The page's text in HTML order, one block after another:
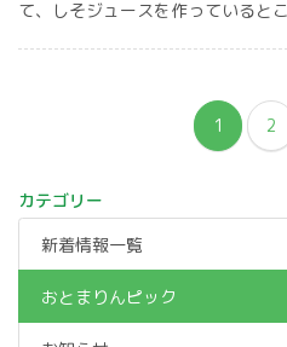
て、しそジュースを作っている
1 2
カテゴリー
新着情報一覧
おとまりんピック